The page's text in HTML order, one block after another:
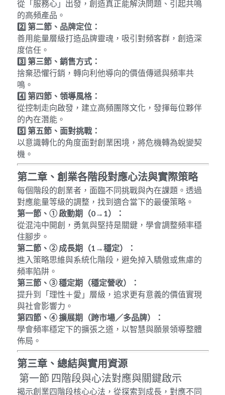
從「服務心」出發，創造真正能解決問題、引起共鳴
的高頻產品。
2️第二節、品牌定位：
善用能量層級打造品牌靈魂，吸引對頻客群，創造深
度信任。
3️第三節、銷售方式：
捨棄恐懼行銷，轉向利他導向的價值傳遞與頻率共
鳴。
4️第四節、領導風格：
從控制走向啟發，建立高頻團隊文化，發揮每位夥伴
的內在潛能。
5️第五節、面對挑戰：
以意識轉化的角度面對創業困境，將危機轉為蛻變契
機。
第二章、創業各階段對應心法與實際策略
每個階段的創業者，面臨不同挑戰與內在課題。透過
對應能量等級的調整，找到適合當下的最優策略。
第一節、 ① 啟動期（0→1 ）：
從混沌中開創，勇氣與堅持是關鍵，學會調整頻率穩
住腳步。
第二節、 ② 成長期（1→穩定）：
進入策略思維與系統化階段，避免掉入驕傲或焦慮的
頻率陷阱。
第三節、 ③ 穩定期（穩定營收）：
提升到「理性＋愛」層級，追求更有意義的價值實現
與社會影響力。
第四節、 ④ 擴展期（跨市場／多品牌）：
學會頻率穩定下的擴張之道，以智慧與願景領導整體
佈局。
第三章、總結與實用資源
第一節 四階段與心法對應與關鍵啟示
揭示創業四階段核心心法，從探索到成長，對應不同